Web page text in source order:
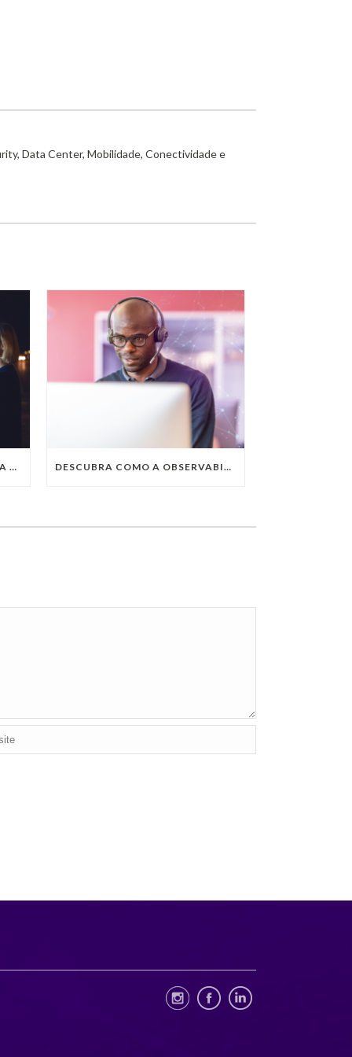
Data Center, Mobilidade, Conectividade e
QUAIS SÃO AS TENDÊNCIAS DA TECNOLOGIA DA INFORMAÇÃO PARA 2023? DESCUBRA COMO A OBSERVABILITY IMPULSIONA O SUCESSO DO SEU NEGÓCIO